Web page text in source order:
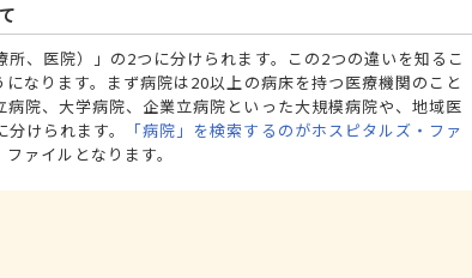
、医院）」の2つに分けられます。この2つの違いを知るこ
なります。まず病院は20以上の病床を持つ医療機関のこと
院、大学病院、企業立病院といった大規模病院や、地域医
けられます。
「病院」を検索するのがホスピタルズ・ファ
ァイルとなります。